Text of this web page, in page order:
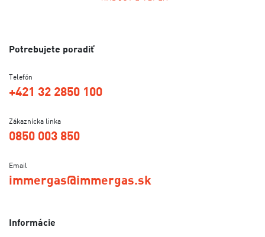
Potrebujete poradiť
Telefón
+421 32 2850 100
Zákaznícka linka
0850 003 850
Email
immergas@immergas.sk
Informácie